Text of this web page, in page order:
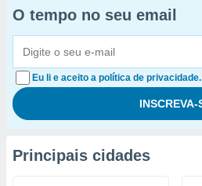
O tempo no seu email
Eu li e aceito a política de privacidade.
Principais cidades